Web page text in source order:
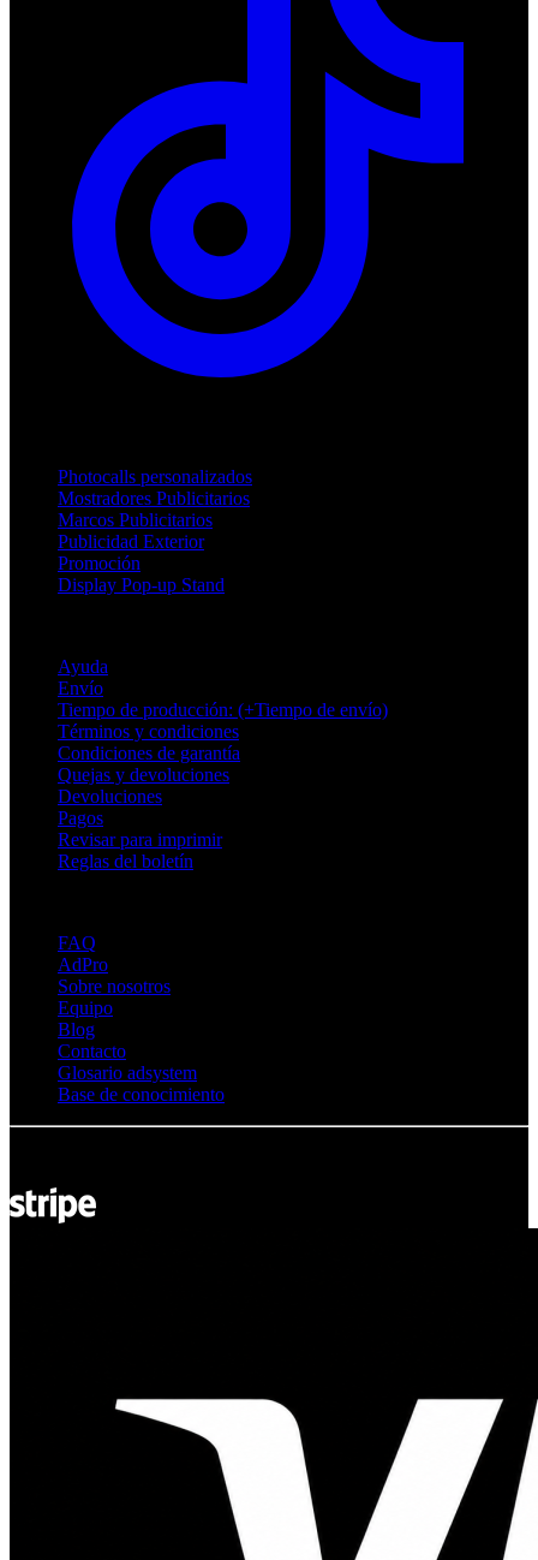
Photocalls personalizados
Mostradores Publicitarios
Marcos Publicitarios
Publicidad Exterior
Promoción
Display Pop-up Stand
Ayuda
Envío
Tiempo de producción: (+Tiempo de envío)
Términos y condiciones
Condiciones de garantía
Quejas y devoluciones
Devoluciones
Pagos
Revisar para imprimir
Reglas del boletín
FAQ
AdPro
Sobre nosotros
Equipo
Blog
Contacto
Glosario adsystem
Base de conocimiento